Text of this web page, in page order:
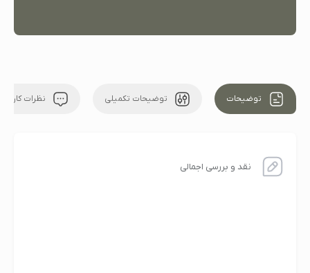
توضیحات توضیحات تکمیلی نظرات
نقد و بررسی اجمالی